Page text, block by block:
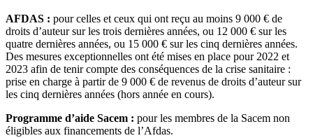
AFDAS : pour celles et ceux qui ont reçu au moins 9 000 € de
droits d’auteur sur les trois dernières années, ou 12 000 € sur les
quatre dernières années, ou 15 000 € sur les cinq dernières années.
Des mesures exceptionnelles ont été mises en place pour 2022 et
2023 afin de tenir compte des conséquences de la crise sanitaire :
prise en charge à partir de 9 000 € de revenus de droits d’auteur sur
les cinq dernières années (hors année en cours).
Programme d’aide Sacem : pour les membres de la Sacem non
éligibles aux financements de l’Afdas.